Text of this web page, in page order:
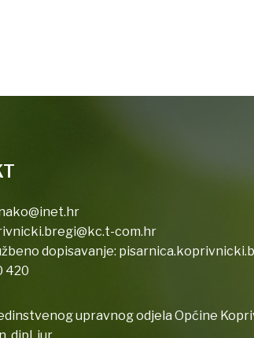
com.hr
dopisavanje:
420
upravnog odjela Općine